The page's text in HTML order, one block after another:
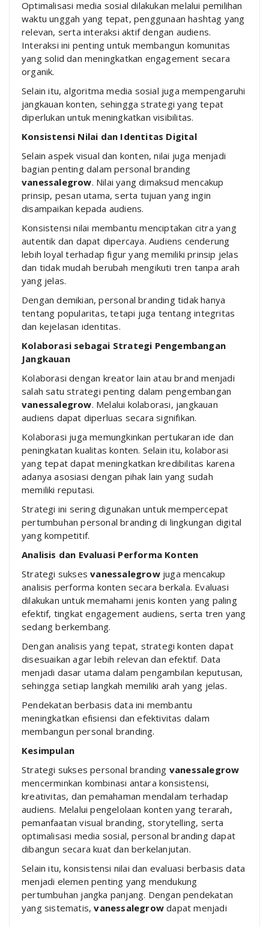
Optimalisasi media sosial dilakukan melalui pemilihan
waktu unggah yang tepat, penggunaan hashtag yang
relevan, serta interaksi aktif dengan audiens.
Interaksi ini penting untuk membangun komunitas
yang solid dan meningkatkan engagement secara
organik.
Selain itu, algoritma media sosial juga mempengaruhi
jangkauan konten, sehingga strategi yang tepat
diperlukan untuk meningkatkan visibilitas.
Konsistensi Nilai dan Identitas Digital
Selain aspek visual dan konten, nilai juga menjadi
bagian penting dalam personal branding
vanessalegrow. Nilai yang dimaksud mencakup
prinsip, pesan utama, serta tujuan yang ingin
disampaikan kepada audiens.
Konsistensi nilai membantu menciptakan citra yang
autentik dan dapat dipercaya. Audiens cenderung
lebih loyal terhadap figur yang memiliki prinsip jelas
dan tidak mudah berubah mengikuti tren tanpa arah
yang jelas.
Dengan demikian, personal branding tidak hanya
tentang popularitas, tetapi juga tentang integritas
dan kejelasan identitas.
Kolaborasi sebagai Strategi Pengembangan
Jangkauan
Kolaborasi dengan kreator lain atau brand menjadi
salah satu strategi penting dalam pengembangan
vanessalegrow. Melalui kolaborasi, jangkauan
audiens dapat diperluas secara signifikan.
Kolaborasi juga memungkinkan pertukaran ide dan
peningkatan kualitas konten. Selain itu, kolaborasi
yang tepat dapat meningkatkan kredibilitas karena
adanya asosiasi dengan pihak lain yang sudah
memiliki reputasi.
Strategi ini sering digunakan untuk mempercepat
pertumbuhan personal branding di lingkungan digital
yang kompetitif.
Analisis dan Evaluasi Performa Konten
Strategi suksesvanessalegrowjuga mencakup
analisis performa konten secara berkala. Evaluasi
dilakukan untuk memahami jenis konten yang paling
efektif, tingkat engagement audiens, serta tren yang
sedang berkembang.
Dengan analisis yang tepat, strategi konten dapat
disesuaikan agar lebih relevan dan efektif. Data
menjadi dasar utama dalam pengambilan keputusan,
sehingga setiap langkah memiliki arah yang jelas.
Pendekatan berbasis data ini membantu
meningkatkan efisiensi dan efektivitas dalam
membangun personal branding.
Kesimpulan
Strategi sukses personal branding vanessalegrow
mencerminkan kombinasi antara konsistensi,
kreativitas, dan pemahaman mendalam terhadap
audiens. Melalui pengelolaan konten yang terarah,
pemanfaatan visual branding, storytelling, serta
optimalisasi media sosial, personal branding dapat
dibangun secara kuat dan berkelanjutan.
Selain itu, konsistensi nilai dan evaluasi berbasis data
menjadi elemen penting yang mendukung
pertumbuhan jangka panjang. Dengan pendekatan
yang sistematis,vanessalegrow dapat menjadi